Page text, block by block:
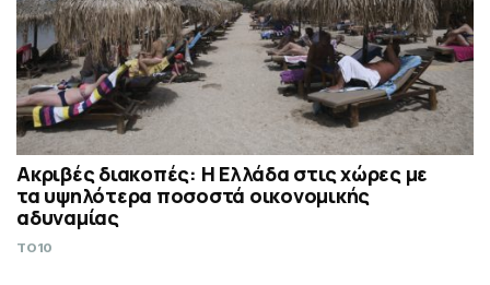
Ακριβές διακοπές: Η Ελλάδα στις χώρες με
τα υψηλότερα ποσοστά οικονομικής
αδυναμίας
TO10